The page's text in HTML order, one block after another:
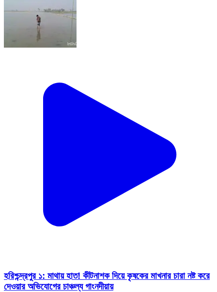
হরিশ্চন্দ্রপুর ১: মাথায় হাত! কীটনাশক দিয়ে কৃষকের মাখনার চারা নষ্ট করে
দেওয়ার অভিযোগের চাঞ্চল্য গাংনদীয়ায়